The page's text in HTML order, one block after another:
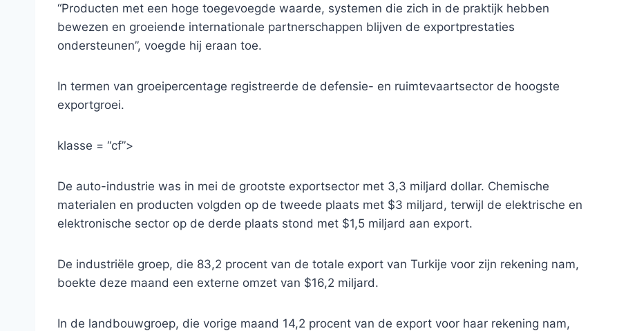
“Producten met een hoge toegevoegde waarde, systemen die zich in de praktijk hebben
bewezen en groeiende internationale partnerschappen blijven de exportprestaties
ondersteunen”, voegde hij eraan toe.
In termen van groeipercentage registreerde de defensie- en ruimtevaartsector de hoogste
exportgroei.
klasse = “cf”>
De auto-industrie was in mei de grootste exportsector met 3,3 miljard dollar. Chemische
materialen en producten volgden op de tweede plaats met $3 miljard, terwijl de elektrische en
elektronische sector op de derde plaats stond met $1,5 miljard aan export.
De industriële groep, die 83,2 procent van de totale export van Turkije voor zijn rekening nam,
boekte deze maand een externe omzet van $16,2 miljard.
In de landbouwgroep, die vorige maand 14,2 procent van de export voor haar rekening nam,